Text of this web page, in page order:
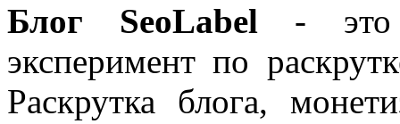
Блог SeoLabel - это
эксперимент по
Раскрутка блога,